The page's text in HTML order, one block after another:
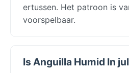
ertussen. Het patroon is
voorspelbaar.
Is Anguilla Humid In